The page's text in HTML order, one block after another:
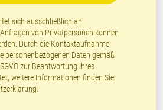
sich ausschließlich an
von Privatpersonen können
Durch die Kontaktaufnahme
personenbezogenen Daten gemäß
zur Beantwortung Ihres
weitere Informationen finden Sie